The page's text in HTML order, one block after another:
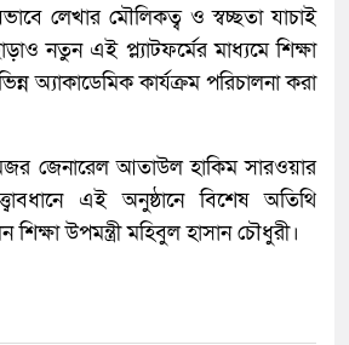
লেখার মৌলিকত্ব ও স্বচ্ছতা যাচাই
নতুন এই প্ল্যাটফর্মের মাধ্যমে শিক্ষা
অ্যাকাডেমিক কার্যক্রম পরিচালনা করা
জেনারেল আতাউল হাকিম সারওয়ার
এই অনুষ্ঠানে বিশেষ অতিথি
শিক্ষা উপমন্ত্রী মহিবুল হাসান চৌধুরী।